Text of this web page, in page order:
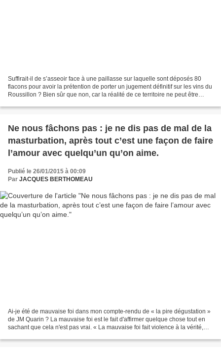
Suffirait-il de s’asseoir face à une paillasse sur laquelle sont déposés 80
flacons pour avoir la prétention de porter un jugement définitif sur les vins du
Roussillon ? Bien sûr que non, car la réalité de ce territoire ne peut être
Ne nous fâchons pas : je ne dis pas de mal de la
masturbation, après tout c’est une façon de faire
l’amour avec quelqu’un qu’on aime.
Publié le 26/01/2015 à 00:09
Par JACQUES BERTHOMEAU
Ai-je été de mauvaise foi dans mon compte-rendu de « la pire dégustation »
de JM Quarin ? La mauvaise foi est le fait d'affirmer quelque chose tout en
sachant que cela n'est pas vrai. « La mauvaise foi fait violence à la vérité,